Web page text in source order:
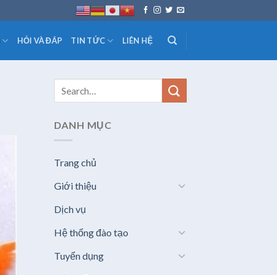
HỎI VÀ ĐÁP TIN TỨC LIÊN HỆ
DANH MỤC
Trang chủ
Giới thiệu
Dịch vụ
Hệ thống đào tạo
Tuyển dụng